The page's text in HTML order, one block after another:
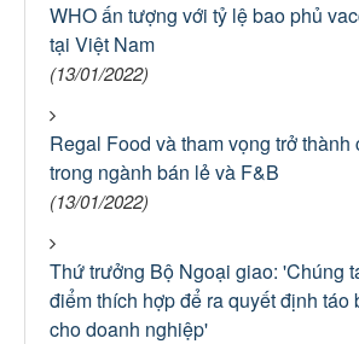
WHO ấn tượng với tỷ lệ bao phủ
tại Việt Nam
(13/01/2022)
Regal Food và tham vọng trở thành
trong ngành bán lẻ và F&B
(13/01/2022)
Thứ trưởng Bộ Ngoại giao: 'Chúng
điểm thích hợp để ra quyết định táo
cho doanh nghiệp'